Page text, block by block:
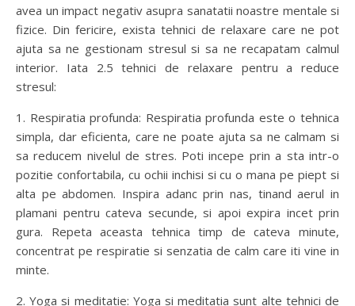
avea un impact negativ asupra sanatatii noastre mentale si
fizice. Din fericire, exista tehnici de relaxare care ne pot
ajuta sa ne gestionam stresul si sa ne recapatam calmul
interior. Iata 2.5 tehnici de relaxare pentru a reduce
stresul:
1. Respiratia profunda: Respiratia profunda este o tehnica
simpla, dar eficienta, care ne poate ajuta sa ne calmam si
sa reducem nivelul de stres. Poti incepe prin a sta intr-o
pozitie confortabila, cu ochii inchisi si cu o mana pe piept si
alta pe abdomen. Inspira adanc prin nas, tinand aerul in
plamani pentru cateva secunde, si apoi expira incet prin
gura. Repeta aceasta tehnica timp de cateva minute,
concentrat pe respiratie si senzatia de calm care iti vine in
minte.
2. Yoga si meditatie: Yoga si meditatia sunt alte tehnici de